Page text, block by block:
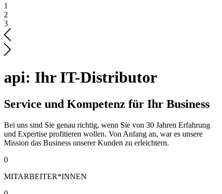
1
2
3
api: Ihr IT-Distributor
Service und Kompetenz für Ihr Business
Bei uns sind Sie genau richtig, wenn Sie von 30 Jahren Erfahrung
und Expertise profitieren wollen. Von Anfang an, war es unsere
Mission das Business unserer Kunden zu erleichtern.
0
MITARBEITER*INNEN